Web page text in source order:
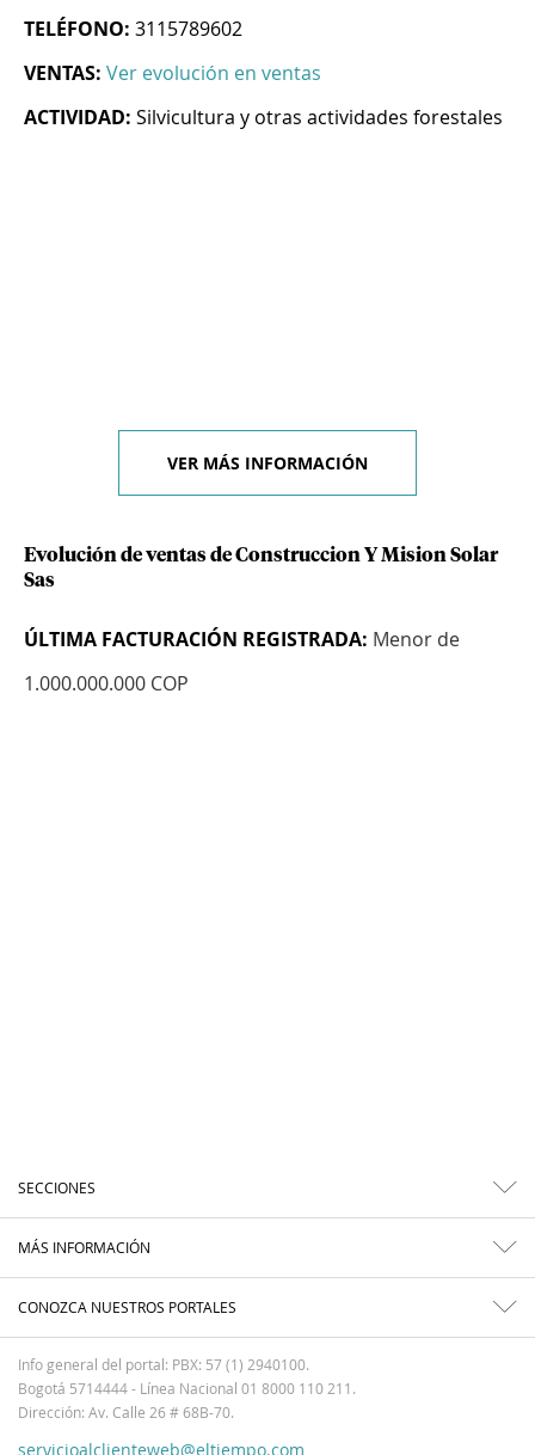
TELÉFONO: 3115789602
VENTAS: Ver evolución en ventas
ACTIVIDAD: Silvicultura y otras actividades forestales
VER MÁS INFORMACIÓN
Evolución de ventas de Construccion Y Mision Solar
Sas
ÚLTIMA FACTURACIÓN REGISTRADA: Menor de
1.000.000.000 COP
SECCIONES
MÁS INFORMACIÓN
CONOZCA NUESTROS PORTALES
Info general del portal: PBX: 57 (1) 2940100.
Bogotá 5714444 - Línea Nacional 01 8000 110 211.
Dirección: Av. Calle 26 # 68B-70.
servicioalclienteweb@eltiempo.com